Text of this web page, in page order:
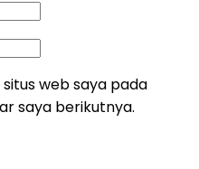
web saya pada
saya berikutnya.